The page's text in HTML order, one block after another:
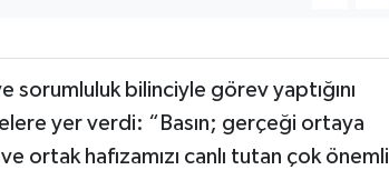
sorumluluk bilinciyle görev yaptığını
yer verdi: “Basın; gerçeği ortaya
ortak hafızamızı canlı tutan çok önemli